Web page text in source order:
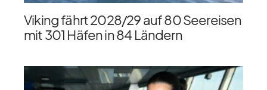
Viking fährt 2028/​29 auf 80 Seereisen
mit 301 Häfen in 84 Ländern